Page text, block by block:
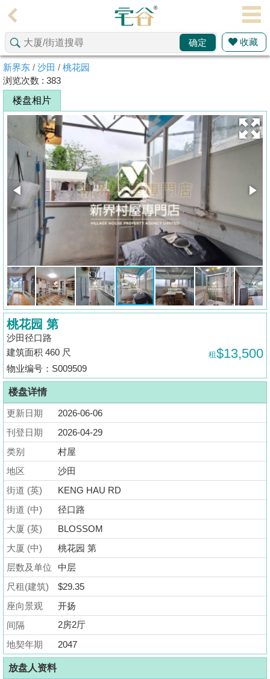
理
主
页
搵
楼/
成
交
业
主
放
盘
按
揭
地
产
博
客
地
产
新
闻
数
据
公
布
置
业
手
册
关
於
我
们
确定 收藏
新界东 / 沙田 / 桃花园
浏览次数 : 383
楼盘相片
桃花园 第
沙田径口路
建筑面积 460 尺
租$13,500
物业编号：S009509
楼盘详情
更新日期
2026-06-06
刊登日期
2026-04-29
类别
村屋
地区
沙田
街道 (英)
KENG HAU RD
街道 (中)
径口路
大厦 (英)
BLOSSOM
大厦 (中)
桃花园 第
层数及单位
中层
尺租(建筑)
$29.35
座向景观
开扬
间隔
2房2厅
地契年期
2047
放盘人资料